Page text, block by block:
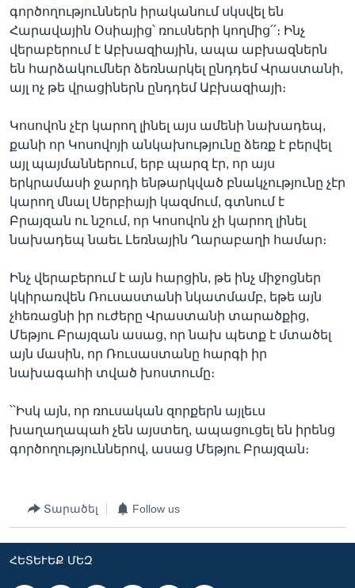
գործողություններն իրականում սկսվել են
Հարավային Օսիայից՝ ռուսների կողմից՛՛։ Ինչ
վերաբերում է Աբխազիային, ապա աբխազներն
են հարձակումներ ձեռնարկել ընդդեմ Վրաստանի,
այլ ոչ թե վրացիներն ընդդեմ Աբխազիայի։
Կոսովոն չէր կարող լինել այս ամենի նախադեպ,
քանի որ Կոսովոյի անկախությունը ձեռք է բերվել
այլ պայմաններում, երբ պարզ էր, որ այս
երկրամասի ջարդի ենթարկված բնակչությունը չէր
կարող մնալ Սերբիայի կազմում, գտնում է
Բրայզան ու նշում, որ Կոսովոն չի կարող լինել
նախադեպ նաեւ Լեռնային Ղարաբաղի համար։
Ինչ վերաբերում է այն հարցին, թե ինչ միջոցներ
կկիրառվեն Ռուսաստանի նկատմամբ, եթե այն
չհեռացնի իր ուժերը Վրաստանի տարածքից,
Մեթյու Բրայզան ասաց, որ նախ պետք է մտածել
այն մասին, որ Ռուսաստանը հարգի իր
նախագահի տված խոստումը։
՝՝Իսկ այն, որ ռուսական զորքերն այլեւս
խաղաղապահ չեն այստեղ, ապացուցել են իրենց
գործողություններով, ասաց Մեթյու Բրայզան։
Տարածել Follow us
ՀԵՏԵՒԵՔ ՄԵԶ